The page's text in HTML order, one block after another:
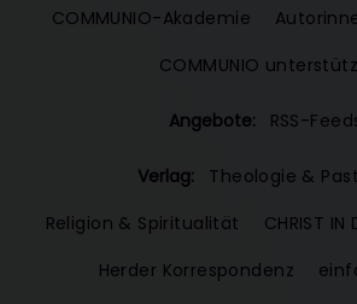
COMMUNIO-Akademie
COMMUNIO
Angebote: RSS-
Verlag:
Theologie &
Religion & Spiritualität
CHRIST IN
Herder Korrespondenz